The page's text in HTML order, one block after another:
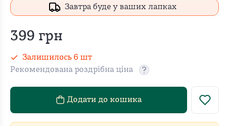
Завтра буде у ваших лапках
399 грн
Залишилось 6 шт
Рекомендована роздрібна ціна
Додати до кошика